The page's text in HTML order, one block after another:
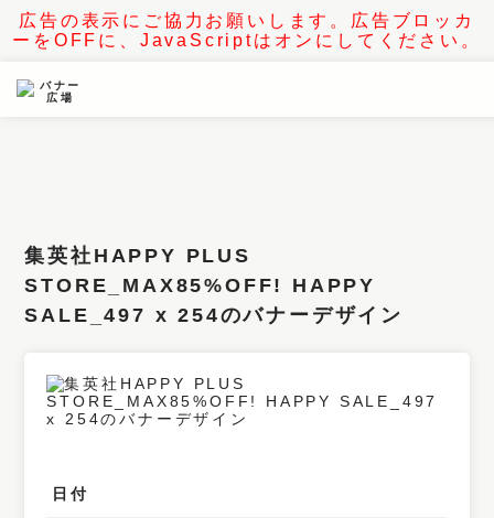
広告の表示にご協力お願いします。広告ブロッカ
ーをOFFに、JavaScriptはオンにしてください。
条件検索
サイズ
カラー
デザイン
集英社HAPPY PLUS
STORE_MAX85%OFF! HAPPY
SALE_497 x 254のバナーデザイン
日付